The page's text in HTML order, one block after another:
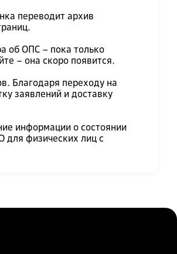
переводит архив
об ОПС – пока только
– она скоро появится.
Благодаря переходу на
заявлений и доставку
информации о состоянии
физических лиц с